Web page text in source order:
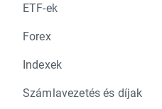
ETF-ek
Forex
Indexek
Számlavezetés és díjak